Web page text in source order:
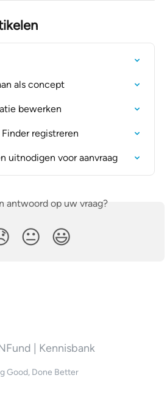
als concept
bewerken
registreren
uitnodigen voor aanvraag
antwoord op uw vraag?
😐 😃
Good, Done Better